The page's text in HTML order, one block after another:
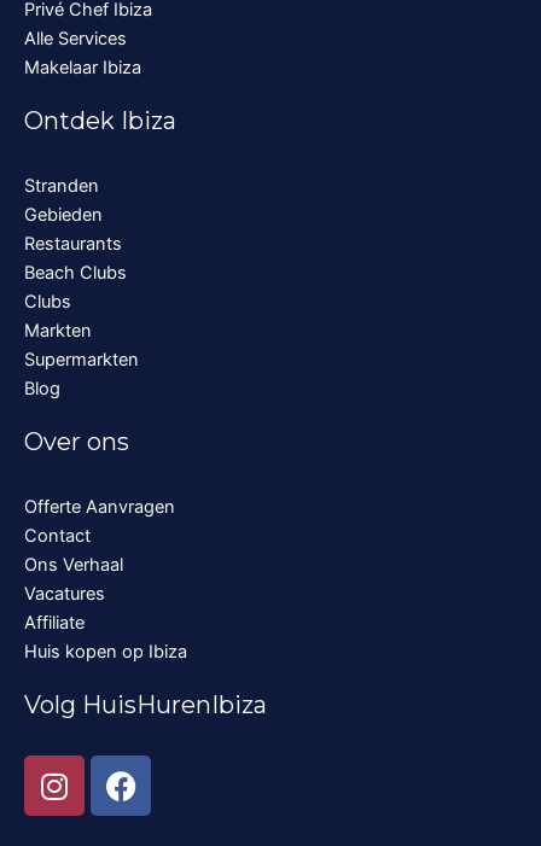
Privé Chef Ibiza
Alle Services
Makelaar Ibiza
Ontdek Ibiza
Stranden
Gebieden
Restaurants
Beach Clubs
Clubs
Markten
Supermarkten
Blog
Over ons
Offerte Aanvragen
Contact
Ons Verhaal
Vacatures
Affiliate
Huis kopen op Ibiza
Volg HuisHurenIbiza
I
n
F
a